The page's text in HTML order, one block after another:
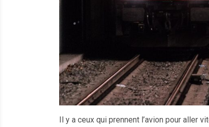
Il y a ceux qui prennent l’avion pour aller